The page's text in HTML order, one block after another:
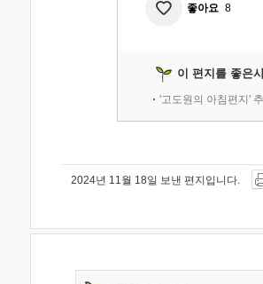
좋아요 8
이 편지를 좋은
'고도원의 아침편지'
2024년 11월 18일 보낸 편지입니다.